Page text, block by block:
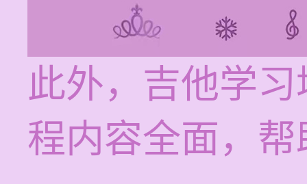
此外，吉他学
程内容全面，